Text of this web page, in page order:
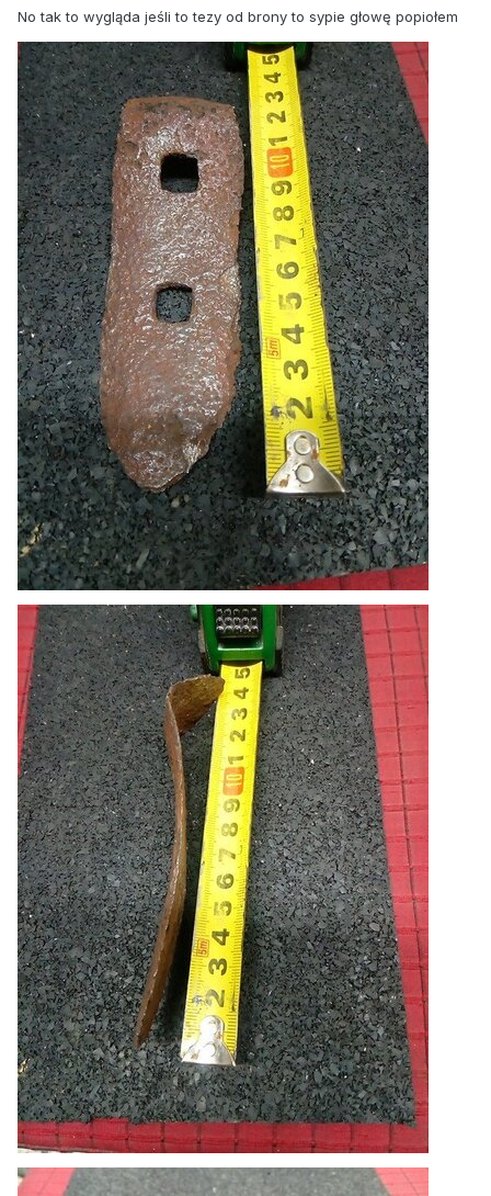
No tak to wygląda jeśli to tezy od brony to sypie głowę popiołem